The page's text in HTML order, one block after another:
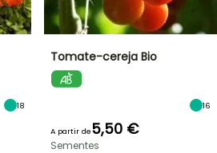
18
Tomate-cereja Bio
16
A partir de5,50 €
Sementes